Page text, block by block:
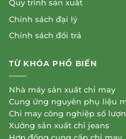
Quy trình sản xuất
Chính sách đại lý
Chính sách đổi trả
TỪ KHÓA PHỔ BIẾN
Nhà máy sản xuất chỉ may
Cung ứng nguyên phụ liệu
Chỉ may công nghiệp số
Xưởng sản xuất chỉ jeans